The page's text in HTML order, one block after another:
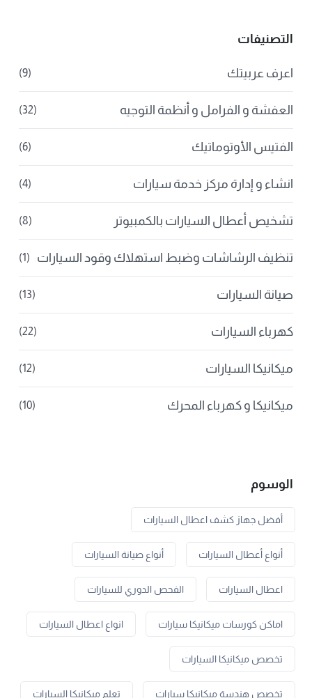
التصنيفات
اعرف عربيتك (9)
العفشة و الفرامل و أنظمة التوجيه (32)
الفتيس الأوتوماتيك (6)
انشاء و إدارة مركز خدمة سيارات (4)
تشخيص أعطال السيارات بالكمبيوتر (8)
تنظيف الرشاشات وضبط استهلاك وقود السيارات (1)
صيانة السيارات (13)
كهرباء السيارات (22)
ميكانيكا السيارات (12)
ميكانيكا و كهرباء المحرك (10)
الوسوم
أفضل جهاز كشف اعطال السيارات
أنواع أعطال السيارات أنواع صيانة السيارات
اعطال السيارات الفحص الدوري للسيارات
اماكن كورسات ميكانيكا سيارات انواع اعطال السيارات
تخصص ميكانيكا السيارات
تخصص هندسة ميكانيكا سيارات تعلم ميكانيكا السيارات